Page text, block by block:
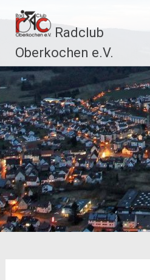
Inhalt
springen
Radclub
Oberkochen e.V.